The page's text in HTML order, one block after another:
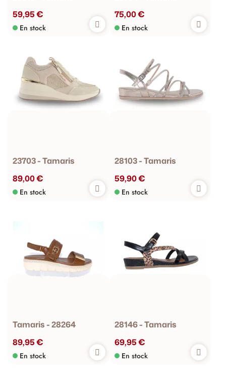
59,95 €
En stock
75,00 €
En stock
23703 - Tamaris
89,00 €
En stock
28103 - Tamaris
59,90 €
En stock
Tamaris - 28264
89,95 €
En stock
28146 - Tamaris
69,95 €
En stock